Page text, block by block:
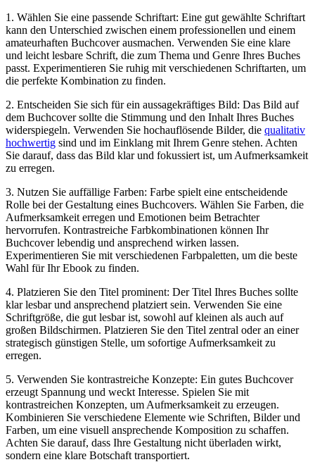
1.⁢ Wählen Sie⁢ eine passende⁢ Schriftart: Eine ‍gut gewählte Schriftart
kann den Unterschied zwischen einem professionellen und ‍einem
amateurhaften Buchcover ausmachen. ‌Verwenden Sie eine klare
und leicht lesbare Schrift, die zum Thema und Genre Ihres Buches
passt. Experimentieren Sie ‍ruhig mit verschiedenen Schriftarten, ‍um
die perfekte Kombination zu finden.
2. Entscheiden Sie sich für ein ‌aussagekräftiges Bild: Das Bild auf
dem⁤ Buchcover sollte die Stimmung und den Inhalt Ihres Buches
widerspiegeln. Verwenden Sie​ hochauflösende Bilder, die qualitativ
hochwertig sind und im Einklang mit Ihrem‍ Genre stehen. Achten
Sie darauf, dass das Bild klar und​ fokussiert‌ ist, ‍um Aufmerksamkeit⁤
zu erregen.
3. Nutzen Sie auffällige Farben:‌ Farbe spielt eine entscheidende
Rolle bei ⁣der‌ Gestaltung eines Buchcovers. Wählen ⁣Sie Farben,‌ die
Aufmerksamkeit erregen und Emotionen beim Betrachter
hervorrufen. Kontrastreiche Farbkombinationen können Ihr
Buchcover lebendig und ansprechend wirken lassen. ​
Experimentieren Sie mit verschiedenen Farbpaletten, um die beste
Wahl‍ für Ihr‍ Ebook zu finden.
4. ‌Platzieren Sie den Titel prominent: Der Titel Ihres Buches sollte
klar lesbar und ansprechend platziert sein. Verwenden Sie‍ eine
Schriftgröße, die gut lesbar ist, sowohl auf kleinen als auch auf
großen Bildschirmen. Platzieren Sie den Titel ‌zentral oder ​an einer
strategisch günstigen Stelle,⁣ um⁤ sofortige Aufmerksamkeit zu
erregen.
5. ⁢Verwenden Sie kontrastreiche Konzepte: Ein gutes Buchcover
erzeugt Spannung und weckt Interesse. Spielen Sie mit
kontrastreichen Konzepten, um Aufmerksamkeit zu erzeugen.
Kombinieren ​Sie verschiedene Elemente wie Schriften,​ Bilder und
Farben, um eine visuell ansprechende Komposition zu schaffen.
Achten Sie darauf, dass Ihre Gestaltung nicht überladen wirkt,
sondern eine klare ‌Botschaft ⁣transportiert.